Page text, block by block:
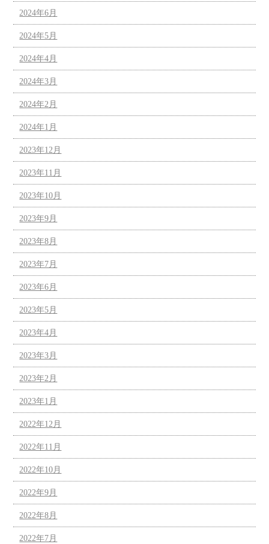
2024年6月
2024年5月
2024年4月
2024年3月
2024年2月
2024年1月
2023年12月
2023年11月
2023年10月
2023年9月
2023年8月
2023年7月
2023年6月
2023年5月
2023年4月
2023年3月
2023年2月
2023年1月
2022年12月
2022年11月
2022年10月
2022年9月
2022年8月
2022年7月